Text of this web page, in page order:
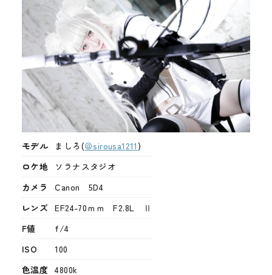
モデル ましろ(＠sirousa1211 )
ロケ地
ソラナスタジオ
カメラ
Canon 5D4
レンズ EF24-70ｍｍ F2.8L Ⅱ
F値
f/4
ISO
100
色温度 4800k